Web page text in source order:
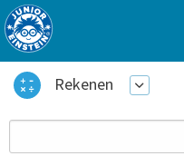
Rekenen